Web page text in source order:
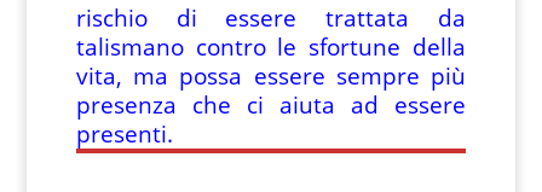
rischio di essere trattata da
talismano contro le sfortune della
vita, ma possa essere sempre più
presenza che ci aiuta ad essere
presenti.